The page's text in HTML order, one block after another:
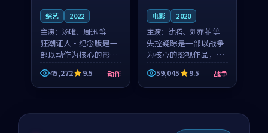
综艺 2022
主演： 汤唯、周迅 等
狂潮证人·纪念版是一
部以动作为核心的影视
作品，围绕危机、反转
与人物成长展开，整体
节奏紧凑，值得推荐观
45,272 9.5 动作
电影 2020
主演： 沈腾、刘亦菲 等
失控疑踪是一部以战争
为核心的影视作品，围
绕危机、反转与人物成
长展开，整体节奏紧
凑，值得推荐观看。
59,045 9.5 战争